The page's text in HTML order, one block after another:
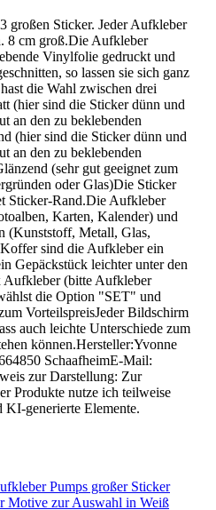
Urlaub Sticker,
zur Auswahl in Weiß oder
großen Sticker. Jeder Aufkleber
8 cm groß.Die Aufkleber
Vinylfolie gedruckt und
so lassen sie sich ganz
die Wahl zwischen drei
(hier sind die Sticker dünn und
an den zu beklebenden
(hier sind die Sticker dünn und
an den zu beklebenden
(sehr gut geeignet zum
oder Glas)Die Sticker
Sticker-Rand.Die Aufkleber
Karten, Kalender) und
(Kunststoff, Metall, Glas,
sind die Aufkleber ein
Gepäckstück leichter unter den
(bitte Aufkleber
die Option "SET" und
VorteilspreisJeder Bildschirm
auch leichte Unterschiede zum
können.Hersteller:Yvonne
SchaafheimE-Mail:
zur Darstellung: Zur
generierte Elemente.